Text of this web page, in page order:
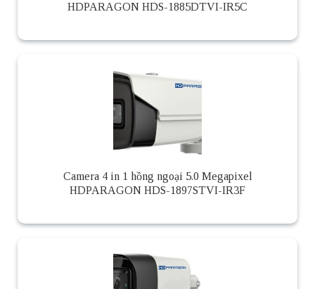
HDPARAGON HDS-1885DTVI-IR5C
Camera 4 in 1 hồng ngoại 5.0 Megapixel
HDPARAGON HDS-1897STVI-IR3F